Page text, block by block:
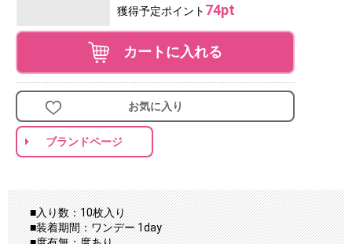
獲得予定ポイント 74pt
カートに入れる
お気に入り
ブランドページ
■入り数：10枚入り
■装着期間：ワンデー 1day